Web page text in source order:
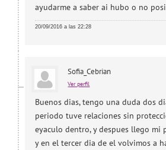
ayudarme a saber ai hubo o no
20/09/2016 a las 22:28
Sofia_Cebrian
Ver perfil
Buenos dias, tengo una duda dos
periodo tuve relaciones sin
eyaculo dentro, y despues llego mi
y en el tercer dia de el volvimos a